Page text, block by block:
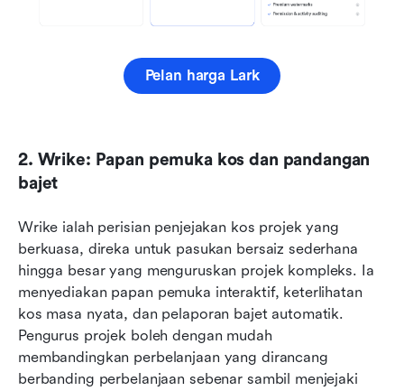
Pelan harga Lark
2. Wrike: Papan pemuka kos dan pandangan
bajet
Wrike ialah perisian penjejakan kos projek yang
berkuasa, direka untuk pasukan bersaiz sederhana
hingga besar yang menguruskan projek kompleks. Ia
menyediakan papan pemuka interaktif, keterlihatan
kos masa nyata, dan pelaporan bajet automatik.
Pengurus projek boleh dengan mudah
membandingkan perbelanjaan yang dirancang
berbanding perbelanjaan sebenar sambil menjejaki